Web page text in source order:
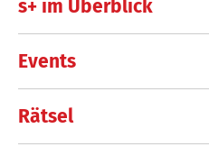
s+ im Überblick
Events
Rätsel